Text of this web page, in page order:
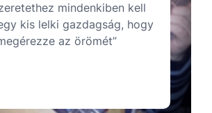
mindenkiben kell
kis lelki gazdagság, hogy
az örömét”